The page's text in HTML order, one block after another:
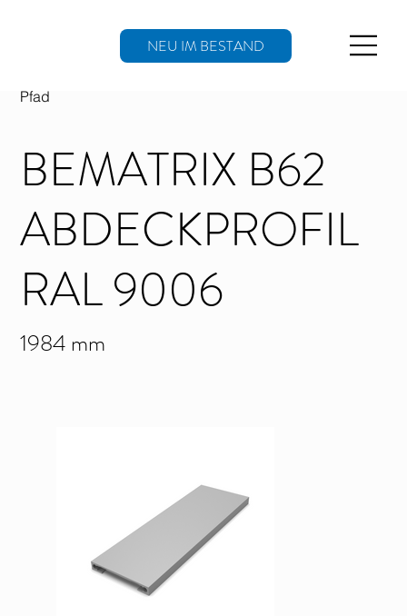
NEU IM BESTAND
BEMATRIX B62
ABDECKPROFIL
RAL 9006
1984 mm
Pfad